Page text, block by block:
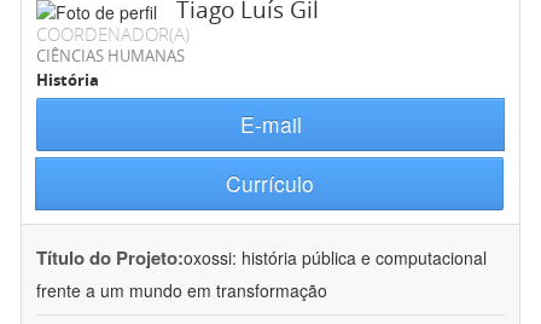
Tiago Luís Gil
COORDENADOR(A)
CIÊNCIAS HUMANAS
História
E-mail
Currículo
Título do Projeto:oxossi: história pública e computacional
frente a um mundo em transformação